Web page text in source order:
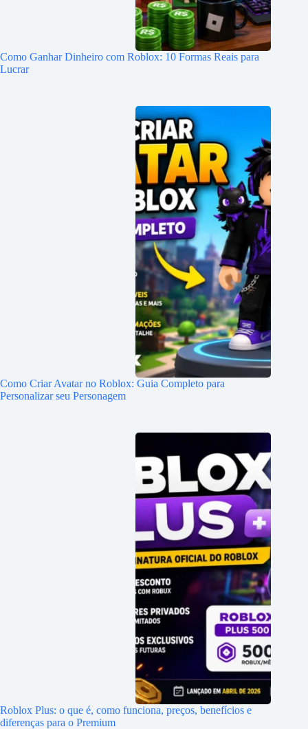
Como Ganhar Dinheiro com Roblox: 10 Formas Reais para
Lucrar
Como Criar Avatar no Roblox: Guia Completo para
Personalizar seu Personagem
Roblox Plus: o que é, como funciona, preços, benefícios e
diferenças para o Premium